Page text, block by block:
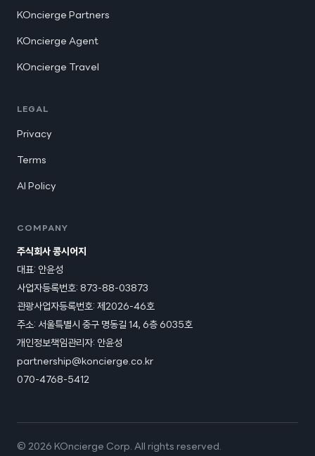
KOncierge Partners
KOncierge Agent
KOncierge Travel
LEGAL
Privacy
Terms
AI Policy
COMPANY
주식회사 콩시어지
대표: 안윤성
사업자등록번호: 873-88-03873
관광사업자등록번호: 제2026-46호
주소: 서울특별시 중구 명동길 14, 6층 6035호
개인정보책임관리자: 안윤성
partnership@koncierge.co.kr
070-4768-5412
© 2026 KOncierge Corp. All rights reserved.